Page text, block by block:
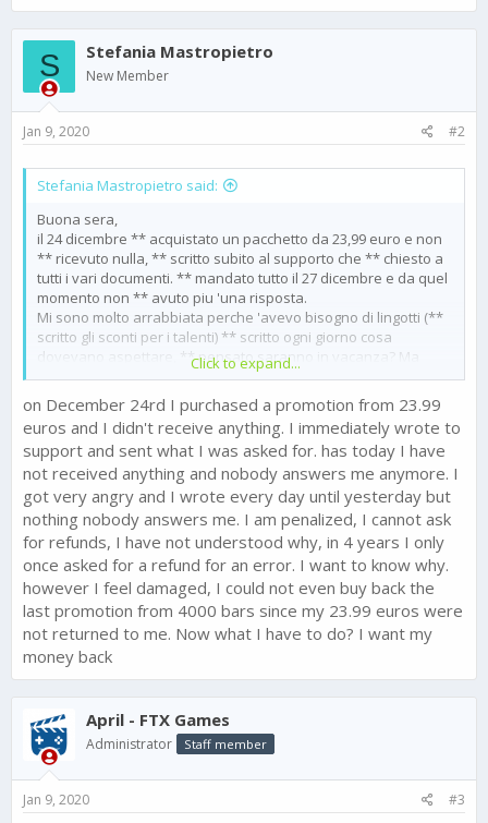
S Stefania Mastropietro
New Member
Jan 9, 2020 #2
Stefania Mastropietro said:
Buona sera,
il 24 dicembre ** acquistato un pacchetto da 23,99 euro e non
** ricevuto nulla, ** scritto subito al supporto che ** chiesto a
tutti i vari documenti. ** mandato tutto il 27 dicembre e da quel
momento non ** avuto piu 'una risposta.
Mi sono molto arrabbiata perche 'avevo bisogno di lingotti (**
scritto gli sconti per i talenti) ** scritto ogni giorno cosa
dovevano aspettare, ** pensato saranno in vacanza? Ma
nulla a tutt'oggi. Non potevo nemmeno chiedere il rimborso
perche 'non me lo fa la tariffa in alcun modo, non capisco il
perche' solo una volta ** chiesto un rimborso in quasi quattro
anni. mi sento penalizzata avrei potuto acquistare subito la
promozione 4000 lingotti a 23.99 e invece no. Non ** ricevuto
alcuna risposta.
ora ditemi cosa devo fare grazie
Click to expand...
on December 24rd I purchased a promotion from 23.99
euros and I didn't receive anything. I immediately wrote to
support and sent what I was asked for. has today I have
not received anything and nobody answers me anymore. I
got very angry and I wrote every day until yesterday but
nothing nobody answers me. I am penalized, I cannot ask
for refunds, I have not understood why, in 4 years I only
once asked for a refund for an error. I want to know why.
however I feel damaged, I could not even buy back the
last promotion from 4000 bars since my 23.99 euros were
not returned to me. Now what I have to do? I want my
money back
April - FTX Games
Administrator Staff member
Jan 9, 2020 #3